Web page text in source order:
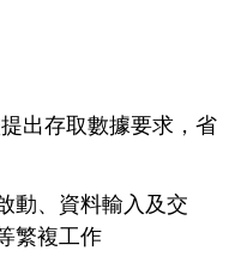
出存取數據要求，省
動、資料輸入及交
繁複工作